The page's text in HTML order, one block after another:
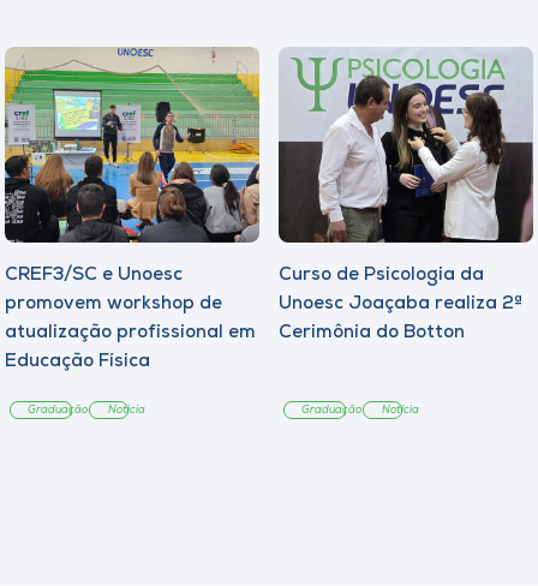
CREF3/SC e Unoesc
promovem workshop de
atualização profissional em
Educação Física
Graduação Notícia
Curso de Psicologia da
Unoesc Joaçaba realiza 2ª
Cerimônia do Botton
Graduação Notícia